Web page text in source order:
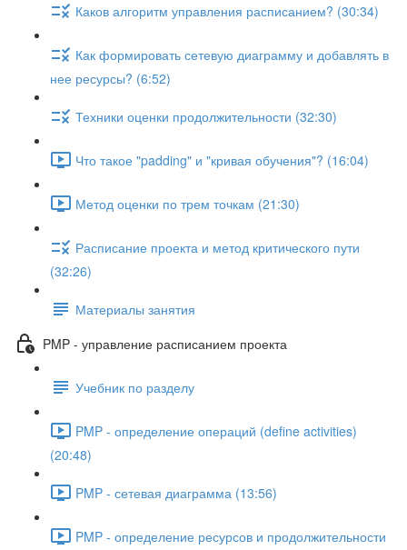
Каков алгоритм управления расписанием? (30:34)
Как формировать сетевую диаграмму и добавлять в
нее ресурсы? (6:52)
Техники оценки продолжительности (32:30)
Что такое "padding" и "кривая обучения"? (16:04)
Метод оценки по трем точкам (21:30)
Расписание проекта и метод критического пути
(32:26)
Материалы занятия
PMP - управление расписанием проекта
Учебник по разделу
PMP - определение операций (define activities)
(20:48)
PMP - сетевая диаграмма (13:56)
PMP - определение ресурсов и продолжительности